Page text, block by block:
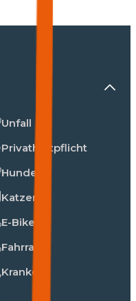
Unfall
Privathaftpflicht
Hunde
Katzen
E-Bike
Fahrrad
Kranken